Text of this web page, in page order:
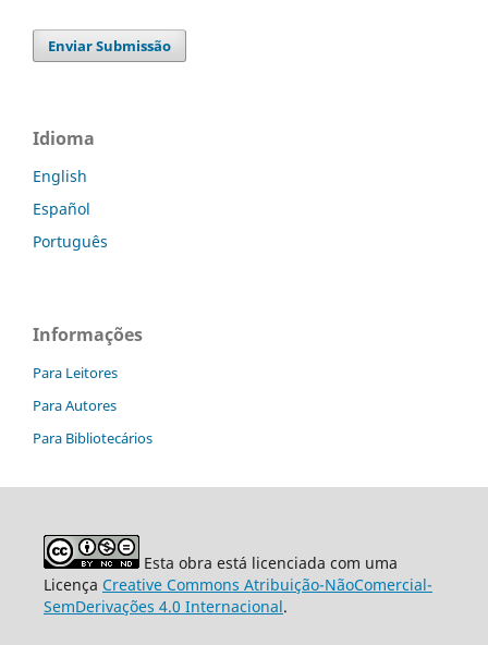
Enviar Submissão
Idioma
English
Español
Português
Informações
Para Leitores
Para Autores
Para Bibliotecários
Esta obra está licenciada com uma
Licença Creative Commons Atribuição-NãoComercial-
SemDerivações 4.0 Internacional.